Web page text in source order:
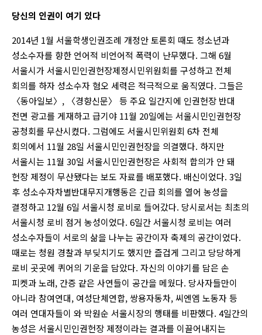
당신의 인권이 여기 있다
2014년 1월 서울학생인권조례 개정안 토론회 때도 청소년과
성소수자를 향한 언어적 비언어적 폭력이 난무했다. 그해 6월
서울시가 서울시민인권헌장제정시민위원회를 구성하고 전체
회의를 하자 성소수자 혐오 세력은 적극적으로 움직였다. 그들은
〈동아일보〉, 〈경향신문〉 등 주요 일간지에 인권헌장 반대
전면 광고를 게재하고 급기야 11월 20일에는 서울시민인권헌장
공청회를 무산시켰다. 그럼에도 서울시민위원회 6차 전체
회의에서 11월 28일 서울시민인권헌장을 의결했다. 하지만
서울시는 11월 30일 서울시민인권헌장은 사회적 합의가 안 돼
헌장 제정이 무산됐다는 보도 자료를 배포했다. 배신이었다. 3일
후 성소수자차별반대무지개행동은 긴급 회의를 열어 농성을
결정하고 12월 6일 서울시청 로비로 들어갔다. 당시로서는 최초의
서울시청 로비 점거 농성이었다. 6일간 서울시청 로비는 여러
성소수자들이 서로의 삶을 나누는 공간이자 축제의 공간이었다.
때로는 청원 경찰과 부딪치기도 했지만 즐겁게 그리고 당당하게
로비 곳곳에 퀴어의 기운을 담았다. 자신의 이야기를 담은 손
피켓과 노래, 간증 같은 사연들이 공간을 메웠다. 당사자들만이
아니라 참여연대, 여성단체연합, 쌍용자동차, 씨엔엠 노동자 등
여러 연대자들이 와 박원순 서울시장의 행태를 비판했다. 4일간의
농성은 서울시민인권헌장 제정이라는 결과를 이끌어내지는